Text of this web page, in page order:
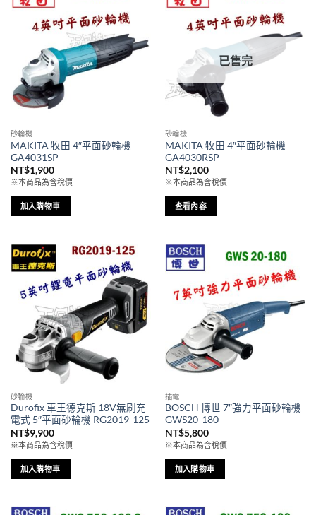
砂輪機
MAKITA 牧田 4″平面砂輪機
GA4031SP
NT$1,900
※本商品為含稅價
加入購物車
已售完
砂輪機
MAKITA 牧田 4″平面砂輪機
GA4030RSP
NT$2,100
※本商品為含稅價
查看內容
砂輪機
Durofix 車王德克斯 18V無刷充
電式 5″平面砂輪機 RG2019-125
NT$9,900
※本商品為含稅價
加入購物車
插電
BOSCH 博世 7″強力平面砂輪機
GWS20-180
NT$5,800
※本商品為含稅價
加入購物車